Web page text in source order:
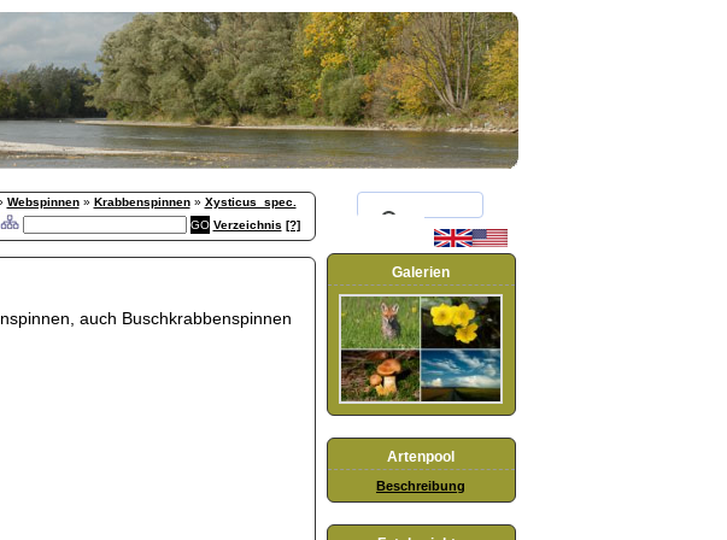
Webspinnen» Krabbenspinnen» Xysticus_spec.
Verzeichnis [?]
auch Buschkrabbenspinnen
Galerien
Artenpool
Beschreibung